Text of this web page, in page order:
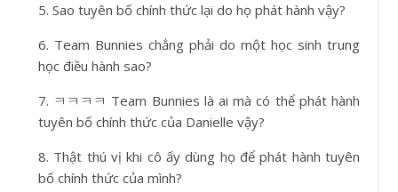
5. Sao tuyên bố chính thức lại do họ phát hành vậy?
6. Team Bunnies chẳng phải do một học sinh trung
học điều hành sao?
7. ㅋㅋㅋㅋ Team Bunnies là ai mà có thể phát hành
tuyên bố chính thức của Danielle vậy?
8. Thật thú vị khi cô ấy dùng họ để phát hành tuyên
bố chính thức của mình?